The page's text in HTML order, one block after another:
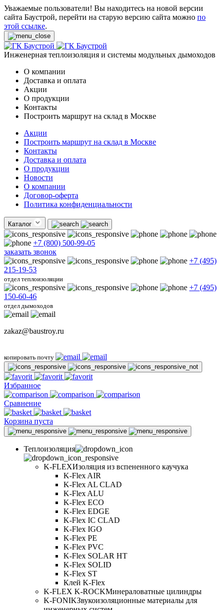
Уважаемые пользователи! Вы находитесь на новой версии
сайта Баустрой, перейти на старую версию сайта можно по
этой ссылке.
Инженерная теплоизоляция и системы модульных дымоходов
О компании
Доставка и оплата
Акции
О продукции
Контакты
Построить маршрут на склад в Москве
Акции
Построить маршрут на склад в Москве
Контакты
Доставка и оплата
О продукции
Новости
О компании
Договор-оферта
Политика конфиденциальности
Каталог
+7 (800) 500-99-05
заказать звонок
+7 (495)
215-19-53
отдел теплоизоляции
+7 (495)
150-60-46
отдел дымоходов
zakaz@baustroy.ru
копировать почту
Избранное
Сравнение
Корзина пуста
Теплоизоляция
K-FLEXИзоляция из вспененного каучука
K-Flex AIR
K-Flex AL CLAD
K-Flex ALU
K-Flex ECO
K-Flex EDGE
K-Flex IC CLAD
K-Flex IGO
K-Flex PE
K-Flex PVC
K-Flex SOLAR HT
K-Flex SOLID
K-Flex ST
Клей K-Flex
K-FLEX K-ROCKМинераловатные цилиндры
K-FONIKЗвукоизоляционные материалы для